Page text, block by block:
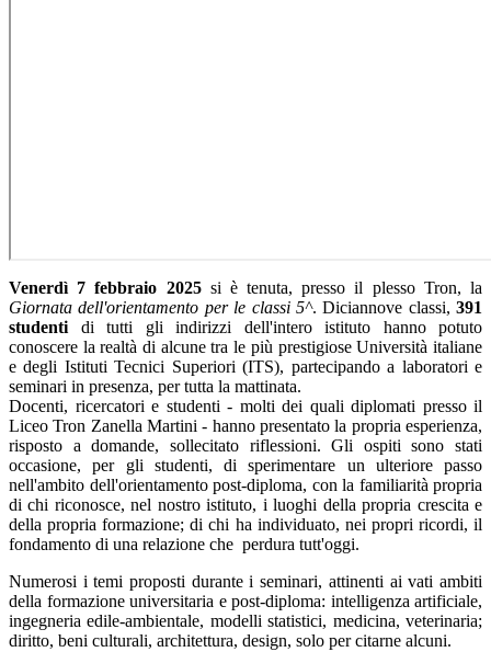
Venerdì 7 febbraio 2025si è tenuta, presso il plesso Tron, la
Giornata dell'orientamento per le classi 5^. Diciannove classi, 391
studenti di tutti gli indirizzi dell'intero istituto hanno potuto
conoscere la realtà di alcune tra le più prestigiose Università italiane
e degli Istituti Tecnici Superiori (ITS), partecipando a laboratori e
seminari in presenza, per tutta la mattinata.
Docenti, ricercatori e studenti - molti dei quali diplomati presso il
Liceo Tron Zanella Martini - hanno presentato la propria esperienza,
risposto a domande, sollecitato riflessioni. Gli ospiti sono stati
occasione, per gli studenti, di sperimentare un ulteriore passo
nell'ambito dell'orientamento post-diploma, con la familiarità propria
di chi riconosce, nel nostro istituto, i luoghi della propria crescita e
della propria formazione; di chi ha individuato, nei propri ricordi, il
fondamento di una relazione che perdura tutt'oggi.
Numerosi i temi proposti durante i seminari, attinenti ai vati ambiti
della formazione universitaria e post-diploma: intelligenza artificiale,
ingegneria edile-ambientale, modelli statistici, medicina, veterinaria;
diritto, beni culturali, architettura, design, solo per citarne alcuni.